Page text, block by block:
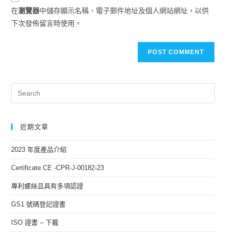
在瀏覽器中儲存顯示名稱、電子郵件地址及個人網站網址，以供
下次發佈留言時使用。
近期文章
2023 年度產品介紹
Certificate CE -CPR-J-00182-23
專利螺絲且具有多項認證
GS1 號碼登記證書
ISO 證書 – 下載